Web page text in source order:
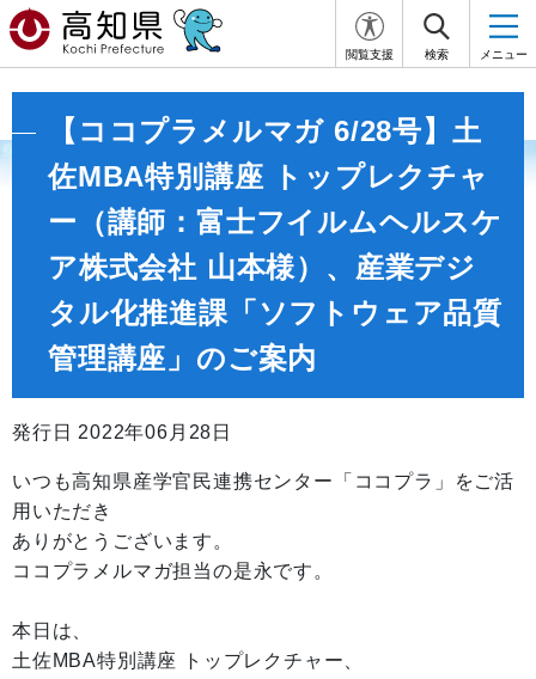
閲覧支援 検索 メニュー
【ココプラメルマガ 6/28号】土
佐MBA特別講座 トップレクチャ
ー（講師：富士フイルムヘルスケ
ア株式会社 山本様）、産業デジ
タル化推進課「ソフトウェア品質
管理講座」のご案内
発行日 2022年06月28日
いつも高知県産学官民連携センター「ココプラ」をご活
用いただき
ありがとうございます。
ココプラメルマガ担当の是永です。
本日は、
土佐MBA特別講座 トップレクチャー、